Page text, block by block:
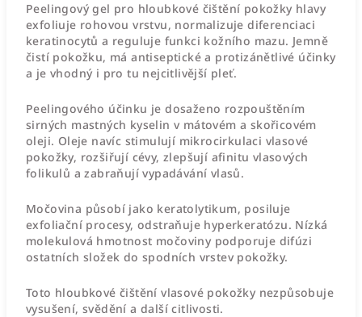
Peelingový gel pro hloubkové čištění pokožky hlavy
exfoliuje rohovou vrstvu, normalizuje diferenciaci
keratinocytů a reguluje funkci kožního mazu. Jemně
čistí pokožku, má antiseptické a protizánětlivé účinky
a je vhodný i pro tu nejcitlivější pleť.
Peelingového účinku je dosaženo rozpouštěním
sirných mastných kyselin v mátovém a skořicovém
oleji. Oleje navíc stimulují mikrocirkulaci vlasové
pokožky, rozšiřují cévy, zlepšují afinitu vlasových
folikulů a zabraňují vypadávání vlasů.
Močovina působí jako keratolytikum, posiluje
exfoliační procesy, odstraňuje hyperkeratózu. Nízká
molekulová hmotnost močoviny podporuje difúzi
ostatních složek do spodních vrstev pokožky.
Toto hloubkové čištění vlasové pokožky nezpůsobuje
vysušení, svědění a další citlivosti.